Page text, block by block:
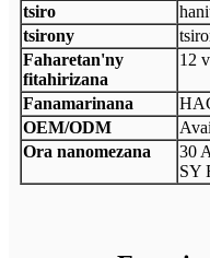
tsiro
tsirony
Faharetan'ny
fitahirizana
12
Fanamarinana
OEM/ODM
Ora nanomezana
30
SY